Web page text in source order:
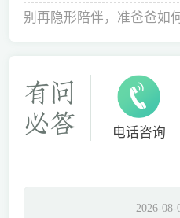
间
别再隐形陪伴，准爸爸如
电话咨询
2026-08-